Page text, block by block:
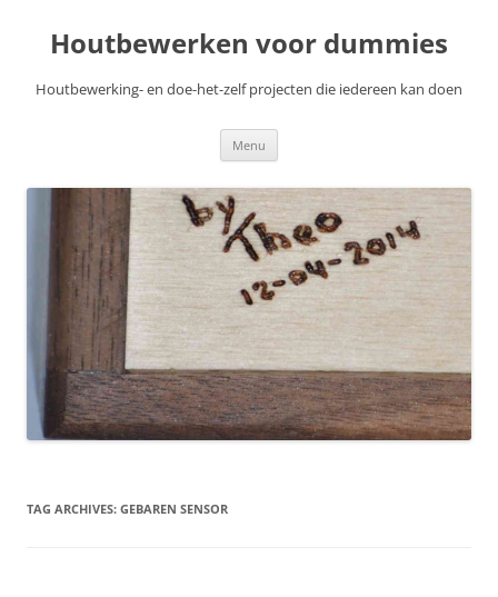
content
Houtbewerken voor dummies
Houtbewerking- en doe-het-zelf projecten die iedereen kan doen
Menu
TAG ARCHIVES: GEBAREN SENSOR